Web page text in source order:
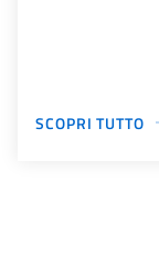
SCOPRI TUTTO